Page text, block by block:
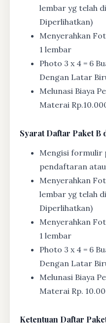
lembar yg telah
Diperlihatkan)
Menyerahkan
1 lembar
Photo 3 x 4 = 6
Dengan Latar
Melunasi Biaya
Materai
SyaratDaftar Paket B
Mengisi formulir
pendaftaran
Menyerahkan
lembar yg telah
Diperlihatkan)
Menyerahkan
1 lembar
Photo 3 x 4 = 6
Dengan Latar
Melunasi Biaya
Materai Rp.
Ketentuan Daftar